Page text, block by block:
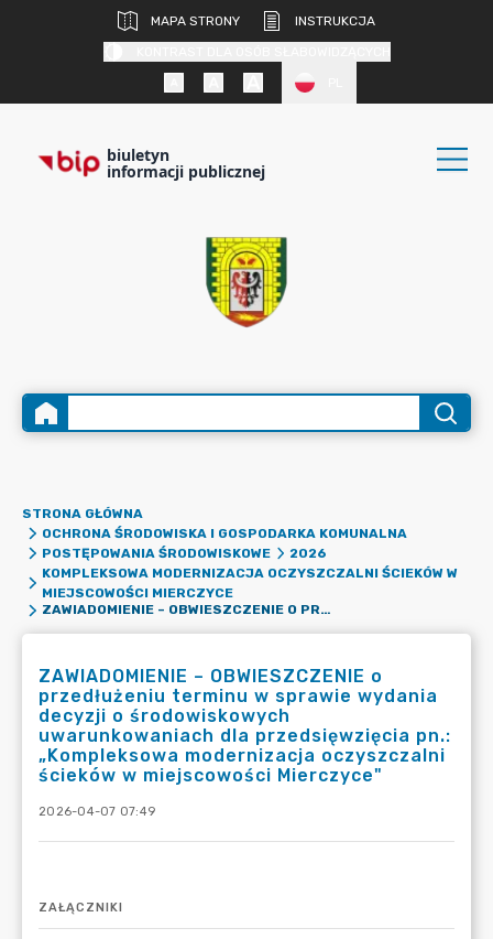
MAPA STRONY
INSTRUKCJA
biuletyn
informacji publicznej
STRONA GŁÓWNA
OCHRONA ŚRODOWISKA I GOSPODARKA KOMUNALNA
POSTĘPOWANIA ŚRODOWISKOWE
2026
KOMPLEKSOWA MODERNIZACJA OCZYSZCZALNI ŚCIEKÓW W
MIEJSCOWOŚCI MIERCZYCE
ZAWIADOMIENIE – OBWIESZCZENIE O PRZEDŁUŻENIU TERMINU W SPRAWIE WYDANIA DECYZJI O ŚRODOWISKOWYCH UWARUNKOWANIACH DLA PRZEDSIĘWZIĘCIA PN.: „KOMPLEKSOWA MODERNIZACJA OCZYSZCZALNI ŚCIEKÓW W MIEJSCOWOŚCI MIERCZYCE"
ZAWIADOMIENIE – OBWIESZCZENIE o
przedłużeniu terminu w sprawie wydania
decyzji o środowiskowych
uwarunkowaniach dla przedsięwzięcia pn.:
„Kompleksowa modernizacja oczyszczalni
ścieków w miejscowości Mierczyce"
2026-04-07 07:49
ZAŁĄCZNIKI